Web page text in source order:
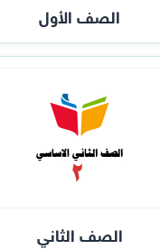
الصف الأول
الصف الثاني